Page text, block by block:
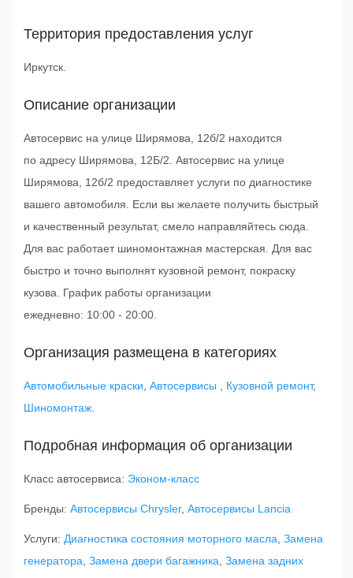
Территория предоставления услуг
Иркутск.
Описание организации
Автосервис на улице Ширямова, 12б/2 находится
по адресу Ширямова, 12Б/2. Автосервис на улице
Ширямова, 12б/2 предоставляет услуги по диагностике
вашего автомобиля. Если вы желаете получить быстрый
и качественный результат, смело направляйтесь сюда.
Для вас работает шиномонтажная мастерская. Для вас
быстро и точно выполнят кузовной ремонт, покраску
кузова. График работы организации
ежедневно: 10:00 - 20:00.
Организация размещена в категориях
Автомобильные краски Автосервисы Кузовной ремонт,
Шиномонтаж
Подробная информация об организации
Класс автосервиса: Эконом-класс
Бренды: Автосервисы Chrysler, Автосервисы Lancia
Услуги: Диагностика состояния моторного масла Замена
генератора Замена двери багажника Замена задних